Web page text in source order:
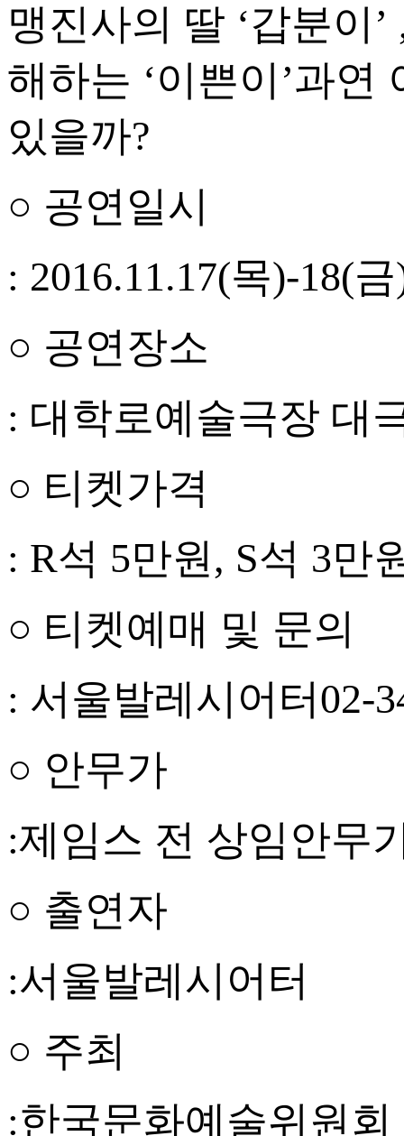
맹진사의 딸 ‘갑분이
해하는 ‘이쁜이’과
있을까?
○ 공연일시
: 2016.11.17(목)-18(
○ 공연장소
: 대학로예술극장 대
○ 티켓가격
: R석 5만원, S석 3만
○ 티켓예매 및 문의
: 서울발레시어터02-
○ 안무가
:제임스 전 상임안무
○ 출연자
:서울발레시어터
○ 주최
:한국문화예술위원회